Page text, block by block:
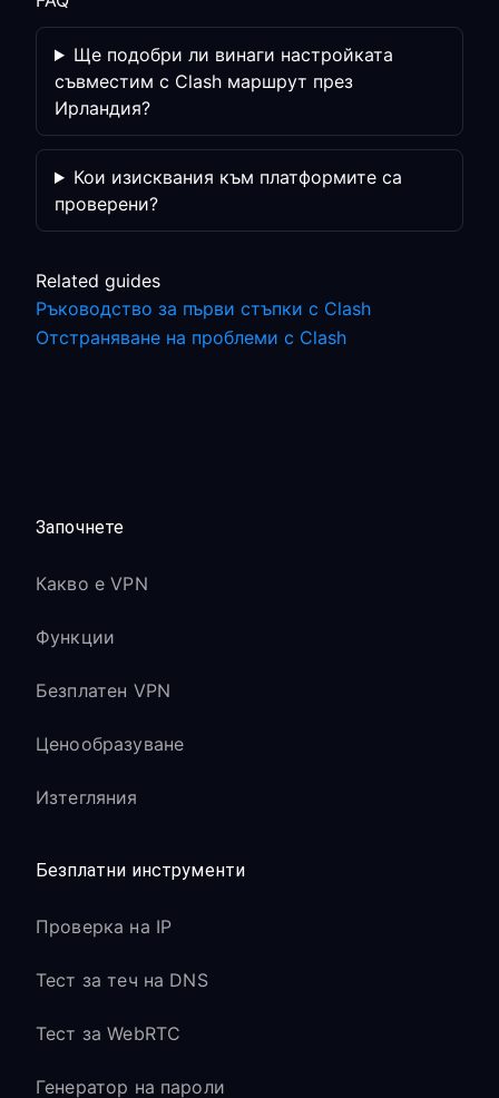
Ще подобри ли винаги настройката
съвместим с Clash маршрут през
Ирландия?
Кои изисквания към платформите са
проверени?
Related guides
Ръководство за първи стъпки с Clash
Отстраняване на проблеми с Clash
Започнете
Какво е VPN
Функции
Безплатен VPN
Ценообразуване
Изтегляния
Безплатни инструменти
Проверка на IP
Тест за теч на DNS
Тест за WebRTC
Генератор на пароли